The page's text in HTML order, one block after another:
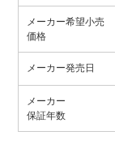
メーカー希望小売
価格
メーカー発売日
メーカー
保証年数